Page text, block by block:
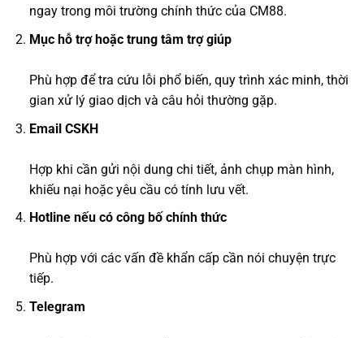
ngay trong môi trường chính thức của CM88.
Mục hỗ trợ hoặc trung tâm trợ giúp
Phù hợp để tra cứu lỗi phổ biến, quy trình xác minh, thời
gian xử lý giao dịch và câu hỏi thường gặp.
Email CSKH
Hợp khi cần gửi nội dung chi tiết, ảnh chụp màn hình,
khiếu nại hoặc yêu cầu có tính lưu vết.
Hotline nếu có công bố chính thức
Phù hợp với các vấn đề khẩn cấp cần nói chuyện trực
tiếp.
Telegram